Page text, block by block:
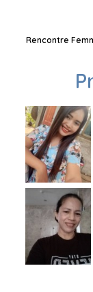
Rencontre